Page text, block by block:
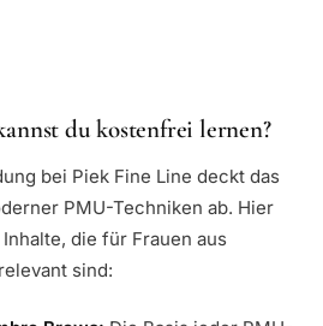
du kostenfrei lernen?
bei Piek Fine Line deckt das
PMU-Techniken ab. Hier
die für Frauen aus
sind: